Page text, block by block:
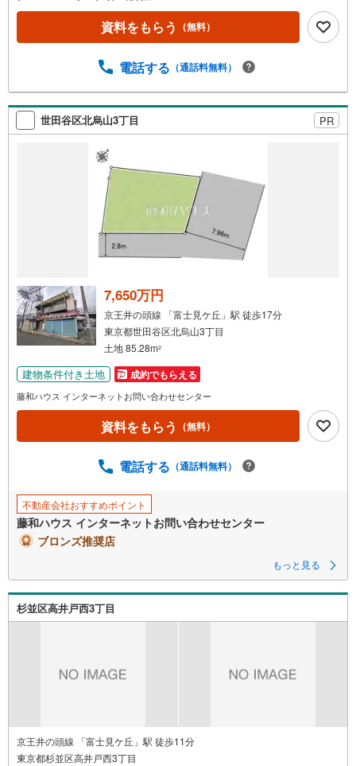
資料をもらう （無料）
電話する （通話料無料）
世田谷区北烏山3丁目 PR
7,650万円
京王井の頭線 「富士見ケ丘」駅 徒歩17分
東京都世田谷区北烏山3丁目
土地 85.28m2
建物条件付き土地 成約でもらえる
藤和ハウス インターネットお問い合わせセンター
資料をもらう （無料）
電話する （通話料無料）
不動産会社おすすめポイント
藤和ハウス インターネットお問い合わせセンター
ブロンズ推奨店
もっと見る
杉並区高井戸西3丁目
京王井の頭線 「富士見ケ丘」駅 徒歩11分
東京都杉並区高井戸西3丁目